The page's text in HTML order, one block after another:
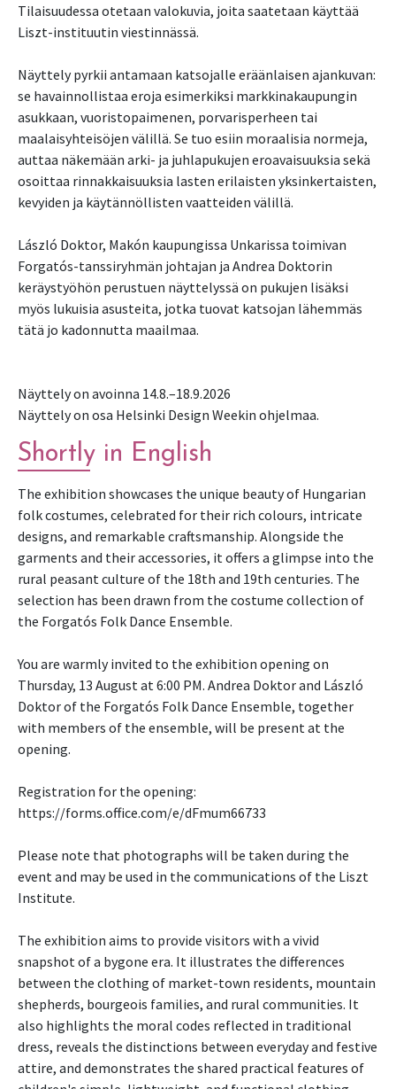
Tilaisuudessa otetaan valokuvia, joita saatetaan käyttää
Liszt-instituutin viestinnässä.
Näyttely pyrkii antamaan katsojalle eräänlaisen ajankuvan:
se havainnollistaa eroja esimerkiksi markkinakaupungin
asukkaan, vuoristopaimenen, porvarisperheen tai
maalaisyhteisöjen välillä. Se tuo esiin moraalisia normeja,
auttaa näkemään arki- ja juhlapukujen eroavaisuuksia sekä
osoittaa rinnakkaisuuksia lasten erilaisten yksinkertaisten,
kevyiden ja käytännöllisten vaatteiden välillä.
László Doktor, Makón kaupungissa Unkarissa toimivan
Forgatós-tanssiryhmän johtajan ja Andrea Doktorin
keräystyöhön perustuen näyttelyssä on pukujen lisäksi
myös lukuisia asusteita, jotka tuovat katsojan lähemmäs
tätä jo kadonnutta maailmaa.
Näyttely on avoinna 14.8.–18.9.2026
Näyttely on osa Helsinki Design Weekin ohjelmaa.
Shortly in English
The exhibition showcases the unique beauty of Hungarian
folk costumes, celebrated for their rich colours, intricate
designs, and remarkable craftsmanship. Alongside the
garments and their accessories, it offers a glimpse into the
rural peasant culture of the 18th and 19th centuries. The
selection has been drawn from the costume collection of
the Forgatós Folk Dance Ensemble.
You are warmly invited to the exhibition opening on
Thursday, 13 August at 6:00 PM. Andrea Doktor and László
Doktor of the Forgatós Folk Dance Ensemble, together
with members of the ensemble, will be present at the
opening.
Registration for the opening:
https://forms.office.com/e/dFmum66733
Please note that photographs will be taken during the
event and may be used in the communications of the Liszt
Institute.
The exhibition aims to provide visitors with a vivid
snapshot of a bygone era. It illustrates the differences
between the clothing of market-town residents, mountain
shepherds, bourgeois families, and rural communities. It
also highlights the moral codes reflected in traditional
dress, reveals the distinctions between everyday and festive
attire, and demonstrates the shared practical features of